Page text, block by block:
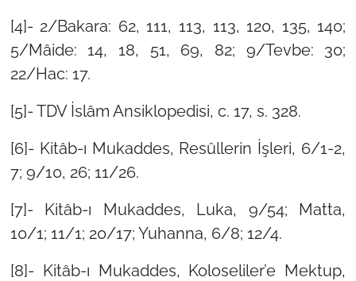
[4]- 2/Bakara: 62, 111, 113, 113, 120, 135, 140;
5/Mâide: 14, 18, 51, 69, 82; 9/Tevbe: 30;
22/Hac: 17.
[5]- TDV İslâm Ansiklopedisi, c. 17, s. 328.
[6]- Kitâb-ı Mukaddes, Resûllerin İşleri, 6/1-2,
7; 9/10, 26; 11/26.
[7]- Kitâb-ı Mukaddes, Luka, 9/54; Matta,
10/1; 11/1; 20/17; Yuhanna, 6/8; 12/4.
[8]- Kitâb-ı Mukaddes, Koloseliler’e Mektup,